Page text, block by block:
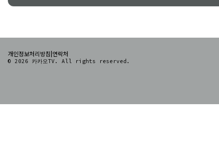
개인정보처리방침|연락처
© 2026 카카오TV. All rights reserved.